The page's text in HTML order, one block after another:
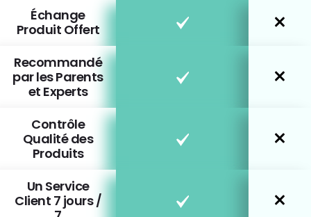
Échange
Produit Offert
Recommandé
par les Parents
et Experts
Contrôle
Qualité des
Produits
Un Service
Client 7 jours /